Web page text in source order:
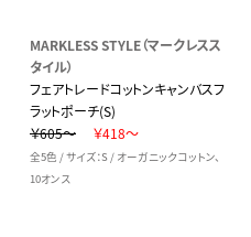
MARKLESS STYLE（マークレスス
タイル）
フェアトレードコットンキャンバスフ
ラットポーチ(S)
￥605～
￥418～
全5色 / サイズ：S / オーガニックコットン、
10オンス